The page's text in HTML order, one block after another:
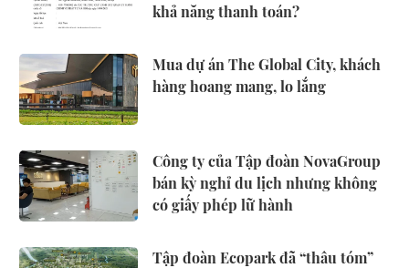
khả năng thanh toán?
Mua dự án The Global City, khách
hàng hoang mang, lo lắng
Công ty của Tập đoàn NovaGroup
bán kỳ nghỉ du lịch nhưng không
có giấy phép lữ hành
Tập đoàn Ecopark đã “thâu tóm”